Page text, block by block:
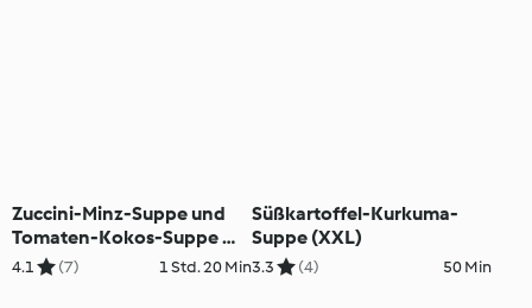
Zuccini-Minz-Suppe und
Tomaten-Kokos-Suppe mit
Linsenknödeln (XXL)
4.1 (7) 1 Std. 20 Min
Süßkartoffel-Kurkuma-
Suppe (XXL)
3.3 (4) 50 Min